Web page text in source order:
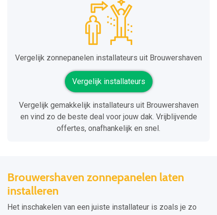
Vergelijk zonnepanelen installateurs uit Brouwershaven
Vergelijk installateurs
Vergelijk gemakkelijk installateurs uit Brouwershaven
en vind zo de beste deal voor jouw dak. Vrijblijvende
offertes, onafhankelijk en snel.
Brouwershaven zonnepanelen laten
installeren
Het inschakelen van een juiste installateur is zoals je zo